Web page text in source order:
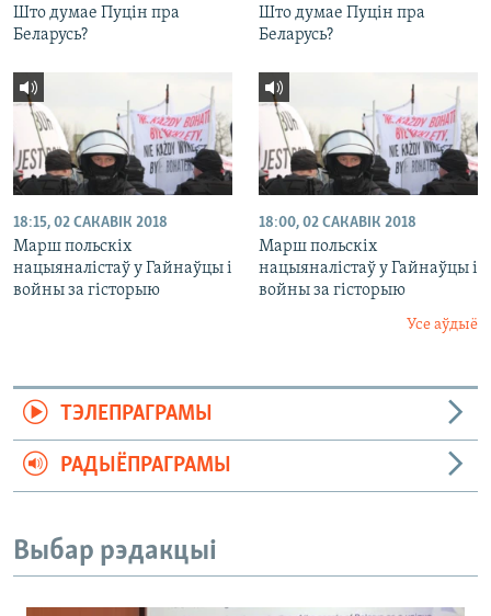
Што думае Пуцін пра
Беларусь?
Што думае Пуцін пра
Беларусь?
18:15, 02 САКАВІК 2018
Марш польскіх
нацыяналістаў у Гайнаўцы і
войны за гісторыю
18:00, 02 САКАВІК 2018
Марш польскіх
нацыяналістаў у Гайнаўцы і
войны за гісторыю
Усе аўдыё
ТЭЛЕПРАГРАМЫ
РАДЫЁПРАГРАМЫ
Выбар рэдакцыі